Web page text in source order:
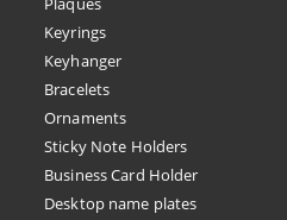
Keyrings
Keyhanger
Bracelets
Ornaments
Sticky Note Holders
Business Card Holder
Desktop name plates